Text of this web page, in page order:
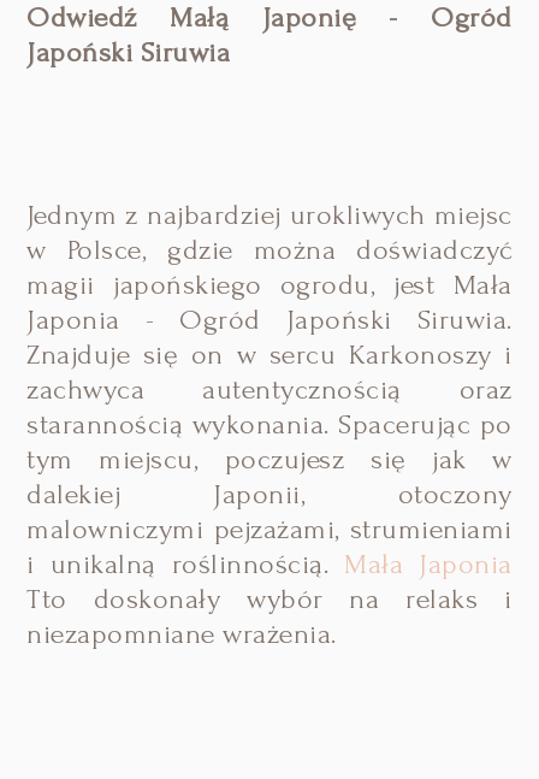
Odwiedź Małą Japonię - Ogród
Japoński Siruwia
Jednym z najbardziej urokliwych miejsc
w Polsce, gdzie można doświadczyć
magii japońskiego ogrodu, jest Mała
Japonia - Ogród Japoński Siruwia.
Znajduje się on w sercu Karkonoszy i
zachwyca autentycznością oraz
starannością wykonania. Spacerując po
tym miejscu, poczujesz się jak w
dalekiej Japonii, otoczony
malowniczymi pejzażami, strumieniami
i unikalną roślinnością. Mała Japonia
Tto doskonały wybór na relaks i
niezapomniane wrażenia.